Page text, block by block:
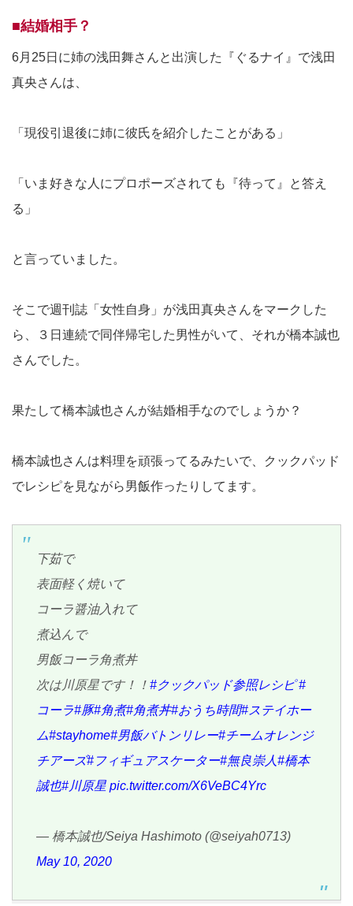
■結婚相手？
6月25日に姉の浅田舞さんと出演した『ぐるナイ』で浅田
真央さんは、
「現役引退後に姉に彼氏を紹介したことがある」
「いま好きな人にプロポーズされても『待って』と答え
る」
と言っていました。
そこで週刊誌「女性自身」が浅田真央さんをマークした
ら、３日連続で同伴帰宅した男性がいて、それが橋本誠也
さんでした。
果たして橋本誠也さんが結婚相手なのでしょうか？
橋本誠也さんは料理を頑張ってるみたいで、クックパッド
でレシピを見ながら男飯作ったりしてます。
下茹で
表面軽く焼いて
コーラ醤油入れて
煮込んで
男飯コーラ角煮丼
次は川原星です！！ #クックパッド参照レシピ #
コーラ#豚#角煮#角煮丼#おうち時間#ステイホー
ム#stayhome#男飯バトンリレー#チームオレンジ
チアーズ#フィギュアスケーター#無良崇人#橋本
誠也#川原星 pic.twitter.com/X6VeBC4Yrc
— 橋本誠也/Seiya Hashimoto (@seiyah0713)
May 10, 2020